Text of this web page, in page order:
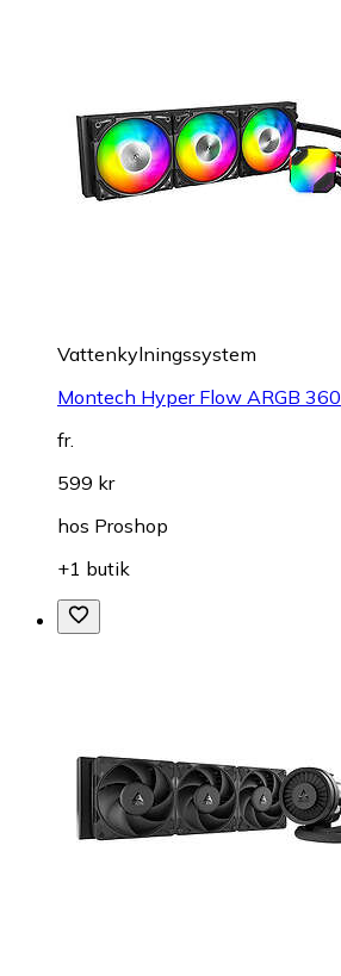
Vattenkylningssystem
Montech Hyper Flow ARGB 360
fr.
599 kr
hos Proshop
+1 butik